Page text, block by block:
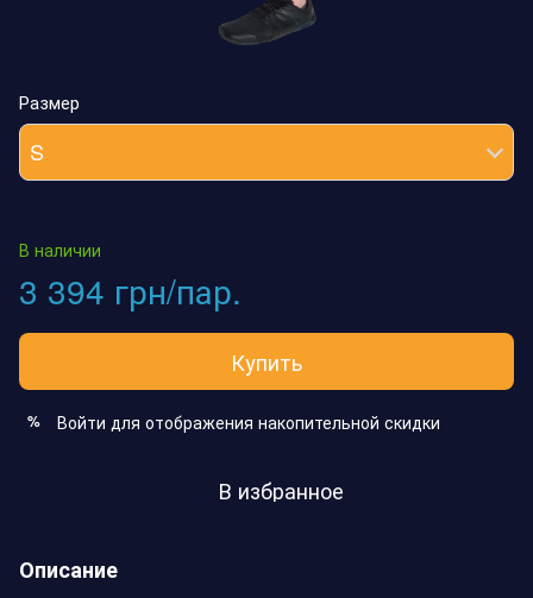
Размер
S
В наличии
3 394 грн/пар.
Купить
% Войти для отображения накопительной скидки
В избранное
Описание